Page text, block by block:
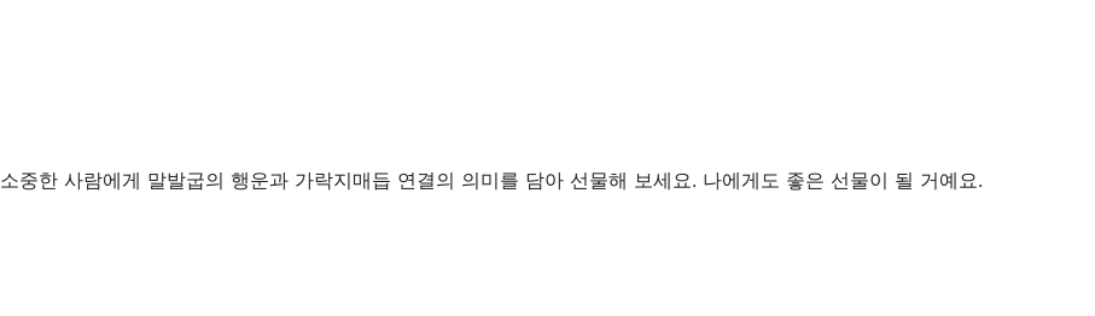
소중한 사람에게 말발굽의 행운과 가락지매듭 연결의 의미를 담아 선물해 보세요. 나에게도 좋은 선물이 될 거예요.